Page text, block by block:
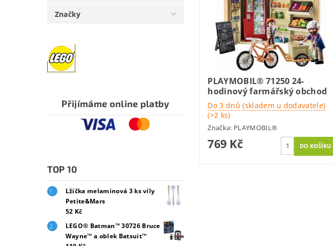
Značky
Přijímáme online platby
TOP 10
Lžička melaminová 3 ks víly
Petite&Mars
52 Kč
LEGO® Batman™ 30726 Bruce
Wayne™ a oblek Batsuit™
PLAYMOBIL® 71250 24-
hodinový farmářský obchod
Do 3 dnů (skladem u dodavatele)
(>2 ks)
Značka: PLAYMOBIL®
769 Kč